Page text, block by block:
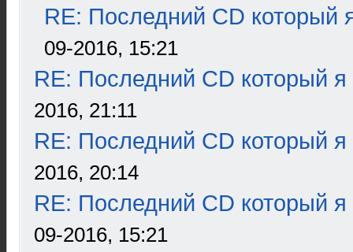
RE: Последний CD который
09-2016, 15:21
RE: Последний CD который я
2016, 21:11
RE: Последний CD который я
2016, 20:14
RE: Последний CD который я
09-2016, 15:21